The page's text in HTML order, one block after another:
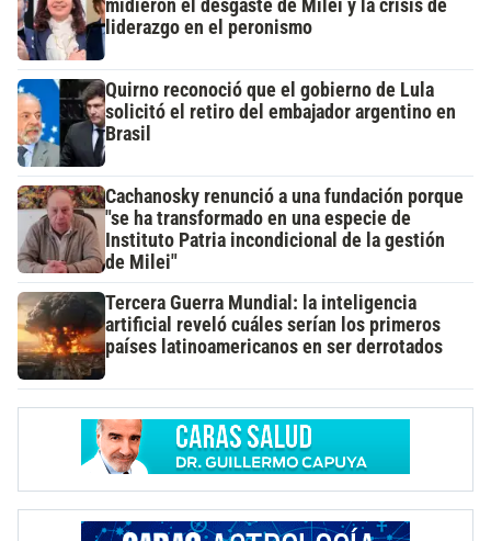
midieron el desgaste de Milei y la crisis de
liderazgo en el peronismo
Quirno reconoció que el gobierno de Lula
solicitó el retiro del embajador argentino en
Brasil
Cachanosky renunció a una fundación porque
"se ha transformado en una especie de
Instituto Patria incondicional de la gestión
de Milei"
Tercera Guerra Mundial: la inteligencia
artificial reveló cuáles serían los primeros
países latinoamericanos en ser derrotados